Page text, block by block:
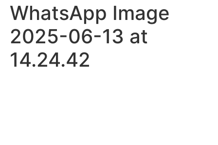
WhatsApp Image
2025-06-13 at
14.24.42